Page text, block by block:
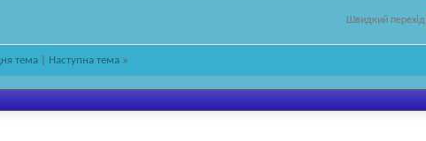
Швидкий перехід
тема Наступна тема »